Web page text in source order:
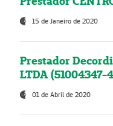
15 de Janeiro de 2020
Prestador
LTDA (51004347-
01 de Abril de 2020